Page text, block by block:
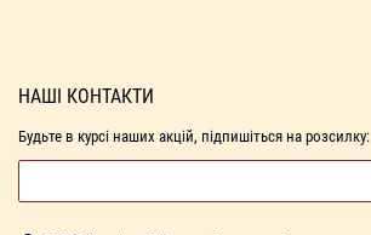
НАШІ КОНТАКТИ
Будьте в курсі наших акцій, підпишіться на розсилку: